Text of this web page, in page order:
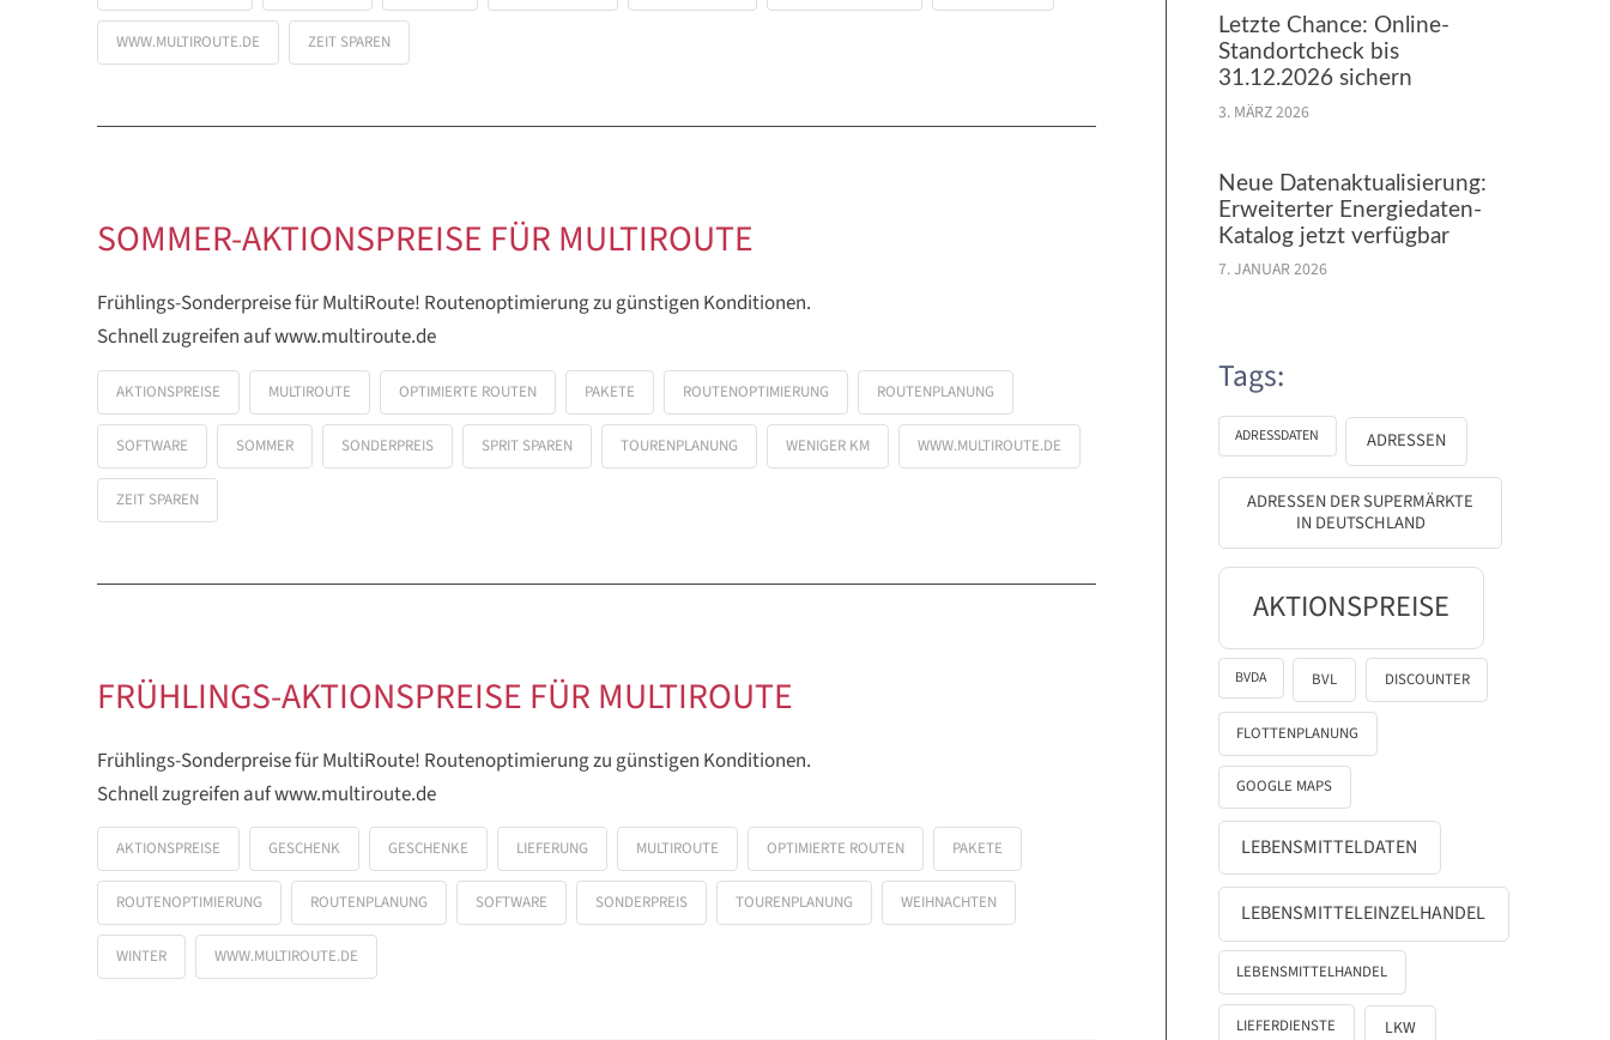
WWW.MULTIROUTE.DE ZEIT SPAREN
SOMMER-AKTIONSPREISE FÜR MULTIROUTE
Frühlings-Sonderpreise für MultiRoute! Routenoptimierung zu günstigen Konditionen.
Schnell zugreifen auf www.multiroute.de
AKTIONSPREISE MULTIROUTE OPTIMIERTE ROUTEN PAKETE ROUTENOPTIMIERUNG ROUTENPLANUNG
SOFTWARE SOMMER SONDERPREIS SPRIT SPAREN TOURENPLANUNG WENIGER KM WWW.MULTIROUTE.DE
ZEIT SPAREN
FRÜHLINGS-AKTIONSPREISE FÜR MULTIROUTE
Frühlings-Sonderpreise für MultiRoute! Routenoptimierung zu günstigen Konditionen.
Schnell zugreifen auf www.multiroute.de
AKTIONSPREISE GESCHENK GESCHENKE LIEFERUNG MULTIROUTE OPTIMIERTE ROUTEN PAKETE
ROUTENOPTIMIERUNG ROUTENPLANUNG SOFTWARE SONDERPREIS TOURENPLANUNG WEIHNACHTEN
WINTER WWW.MULTIROUTE.DE
Letzte Chance: Online-
Standortcheck bis
31.12.2026 sichern
3. MÄRZ 2026
Neue Datenaktualisierung:
Erweiterter Energiedaten-
Katalog jetzt verfügbar
7. JANUAR 2026
Tags:
ADRESSDATEN ADRESSEN
ADRESSEN DER SUPERMÄRKTE
IN DEUTSCHLAND
AKTIONSPREISE
BVDA BVL DISCOUNTER
FLOTTENPLANUNG
GOOGLE MAPS
LEBENSMITTELDATEN
LEBENSMITTELEINZELHANDEL
LEBENSMITTELHANDEL
LIEFERDIENSTE LKW